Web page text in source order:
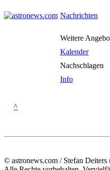
Nachrichten
Weitere
Kalender
Nachschlagen
Info
^
© astronews.com / Stefan